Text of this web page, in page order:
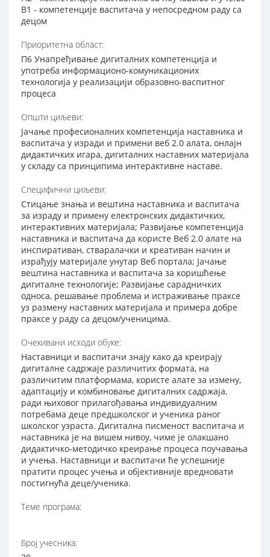
В1 - компетенције васпитача у непосредном раду са
децом
Приоритетна област:
П6 Унапређивање дигиталних компетенција и
употреба информационо-комуникационих
технологија у реализацији образовно-васпитног
процеса
Општи циљеви:
Јачање професионалних компетенција наставника и
васпитача у изради и примени веб 2.0 алата, онлајн
дидактичких игара, дигиталних наставних материјала
у складу са принципима интерактивне наставе.
Специфични циљеви:
Стицање знања и вештина наставника и васпитача
за израду и примену електронских дидактичких,
интерактивних материјала; Развијање компетенција
наставника и васпитача да користе Веб 2.0 алате на
инспиративан, стваралачки и креативан начин и
израђују материјале унутар Веб портала; Јачање
вештина наставника и васпитача за коришћење
дигиталне технологије; Развијање сарадничких
односа, решавање проблема и истраживање праксе
уз размену наставних материјала и примера добре
праксе у раду са децом/ученицима.
Очекивани исходи обуке:
Наставници и васпитачи знају како да креирају
дигиталне садржаје различитих формата, на
различитим платформама, користе алате за измену,
адаптацију и комбиновање дигиталних садржаја,
ради њиховог прилагођавања индивидуалним
потребама деце предшколског и ученика раног
школског узраста. Дигитална писменост васпитача и
наставника је на вишем нивоу, чиме је олакшано
дидактичко-методичко креирање процеса поучавања
и учења. Наставници и васпитачи ће успешније
пратити процес учења и објективније вредновати
постигнућа деце/ученика.
Теме програма:
Број учесника: